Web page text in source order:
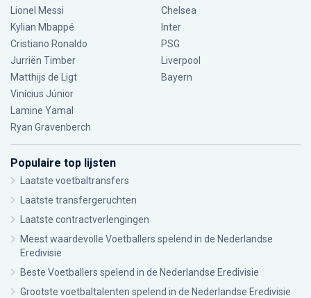
Lionel Messi
Kylian Mbappé
Cristiano Ronaldo
Jurriën Timber
Matthijs de Ligt
Vinícius Júnior
Lamine Yamal
Ryan Gravenberch
Chelsea
Inter
PSG
Liverpool
Bayern
Populaire top lijsten
Laatste voetbaltransfers
Laatste transfergeruchten
Laatste contractverlengingen
Meest waardevolle Voetballers spelend in de Nederlandse
Eredivisie
Beste Voetballers spelend in de Nederlandse Eredivisie
Grootste voetbaltalenten spelend in de Nederlandse Eredivisie